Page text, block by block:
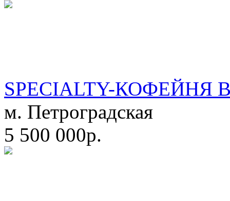
SPECIALTY-
м. Петроградская
5 500 000р.